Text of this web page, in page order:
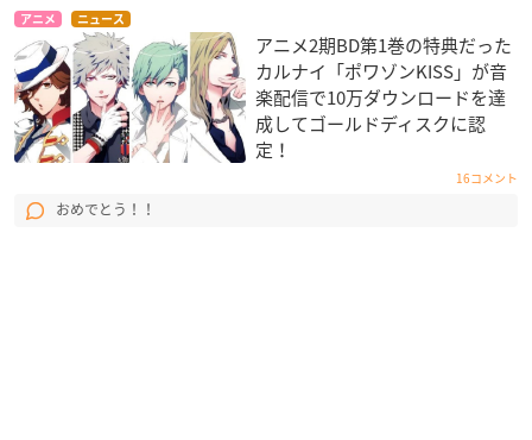
アニメ ニュース
アニメ2期BD第1巻の特典だった
カルナイ「ポワゾンKISS」が音
楽配信で10万ダウンロードを達
成してゴールドディスクに認
定！
16コメント
おめでとう！！